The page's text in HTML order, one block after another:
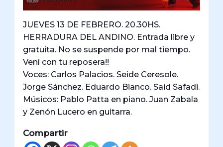
JUEVES 13 DE FEBRERO. 20.30HS.
HERRADURA DEL ANDINO. Entrada libre y
gratuita. No se suspende por mal tiempo.
Vení con tu reposera!!
Voces: Carlos Palacios. Seide Ceresole.
Jorge Sánchez. Eduardo Bianco. Said Safadi.
Músicos: Pablo Patta en piano. Juan Zabala
y Zenón Lucero en guitarra.
Compartir